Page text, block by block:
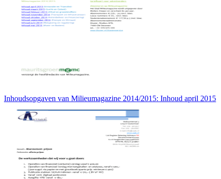
Inhoudsopgaven van Milieumagazine 2014/2015: Inhoud april 2015